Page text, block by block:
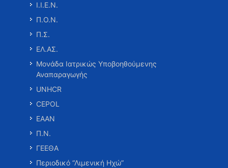
Ι.Ι.Ε.Ν.
Π.Ο.Ν.
Π.Σ.
ΕΛ.ΑΣ.
Μονάδα Ιατρικώς Υποβοηθούμενης
Αναπαραγωγής
UNHCR
CEPOL
ΕΑΑΝ
Π.Ν.
ΓΕΕΘΑ
Περιοδικό “Λιμενική Ηχώ”